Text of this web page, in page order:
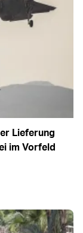
Lieferung
im Vorfeld